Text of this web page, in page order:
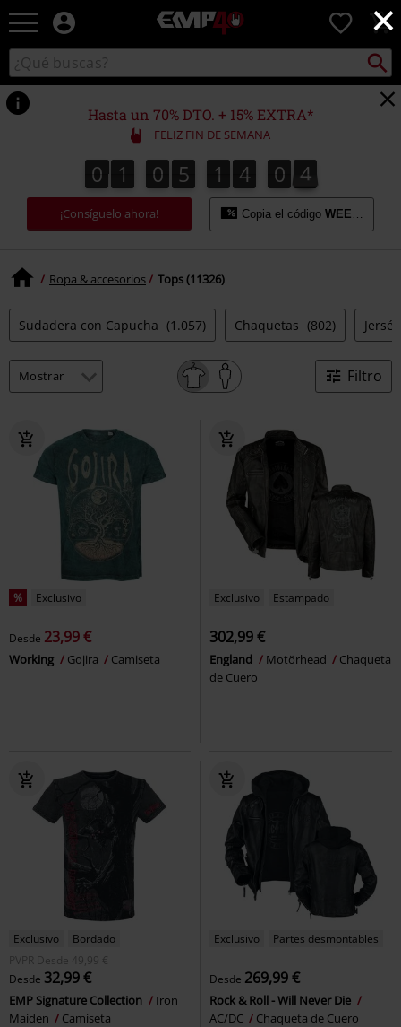
×
EMP
Música,
TV
&
Gaming
Merch
Ropa
Alternativa
0
Buscar
en
el
catálogo
Buscar
Hasta un 70% DTO. + 15% EXTRA*
FELIZ FIN DE SEMANA
0
0 1
1 0
0 5
5 1
1 4
4 0
1
0 2
3
2
4
3
¡Consíguelo ahora! Copia el código WEEKEND
Ropa & accesorios Tops (11326)
Sudadera con Capucha (1.057) Chaquetas (802)
Filtro
% Exclusivo
Desde 23,99 €
Working Gojira Camiseta
Exclusivo Estampado
302,99 €
England Motörhead
Chaqueta
de Cuero
Exclusivo
Bordado
PVPR
Desde 49,99 €
Desde 32,99 €
EMP Signature Collection
Iron
Maiden
Camiseta
Exclusivo Partes desmontables
Desde 269,99 €
Rock & Roll - Will Never Die
AC/DC
Chaqueta de Cuero